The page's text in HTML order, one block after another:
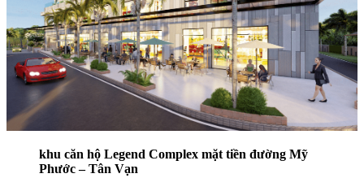
khu căn hộ Legend Complex mặt tiền đường Mỹ
Phước – Tân Vạn